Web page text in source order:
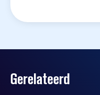
Gerelateerd